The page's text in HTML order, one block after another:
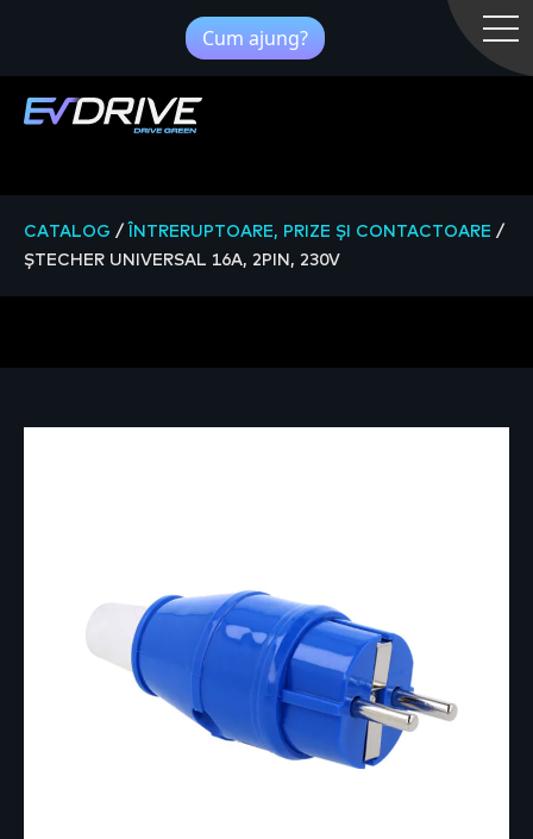
Cum ajung?
CATALOG / ÎNTRERUPTOARE, PRIZE ȘI CONTACTOARE /
ȘTECHER UNIVERSAL 16A, 2PIN, 230V